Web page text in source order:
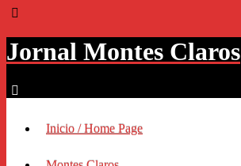
Jornal Montes Claros
Inicio / Home Page